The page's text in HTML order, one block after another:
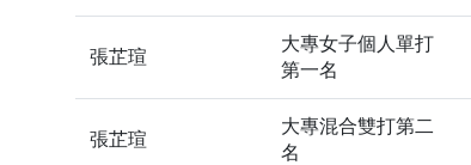
大專女子個人單打
第一名
大專混合雙打第二
名